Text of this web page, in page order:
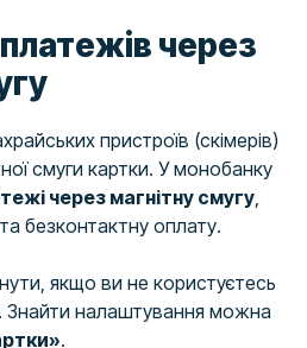
через
пристроїв (скімерів)
смуги картки. У монобанку
через магнітну смугу
безконтактну оплату.
якщо ви не користуєтесь
Знайти налаштування можна
.